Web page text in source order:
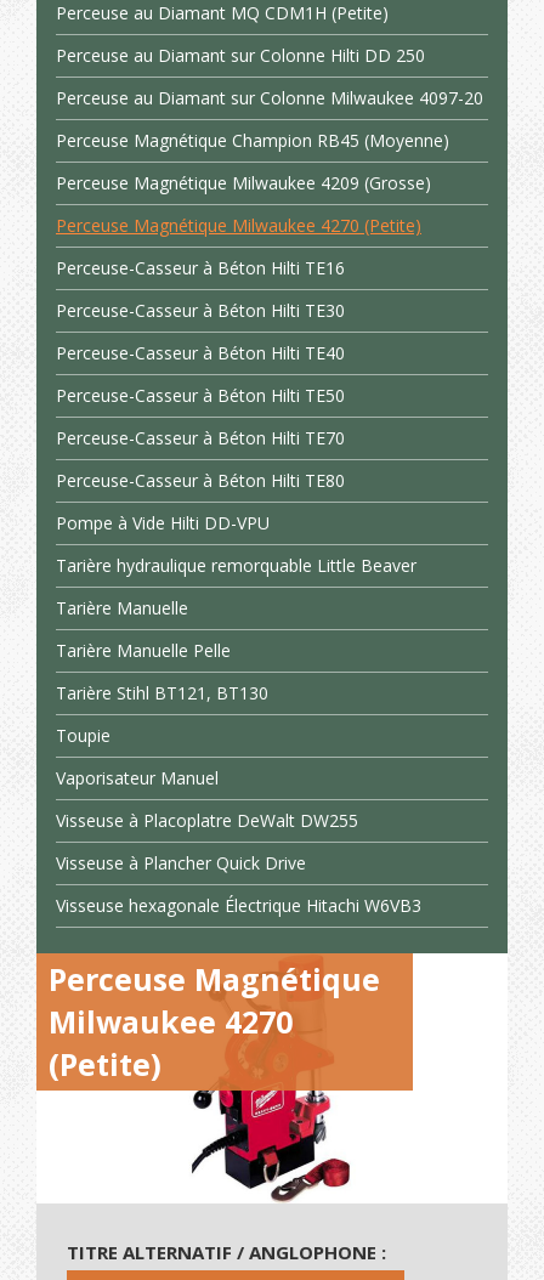
Perceuse au Diamant MQ CDM1H (Petite)
Perceuse au Diamant sur Colonne Hilti DD 250
Perceuse au Diamant sur Colonne Milwaukee 4097-20
Perceuse Magnétique Champion RB45 (Moyenne)
Perceuse Magnétique Milwaukee 4209 (Grosse)
Perceuse Magnétique Milwaukee 4270 (Petite)
Perceuse-Casseur à Béton Hilti TE16
Perceuse-Casseur à Béton Hilti TE30
Perceuse-Casseur à Béton Hilti TE40
Perceuse-Casseur à Béton Hilti TE50
Perceuse-Casseur à Béton Hilti TE70
Perceuse-Casseur à Béton Hilti TE80
Pompe à Vide Hilti DD-VPU
Tarière hydraulique remorquable Little Beaver
Tarière Manuelle
Tarière Manuelle Pelle
Tarière Stihl BT121, BT130
Toupie
Vaporisateur Manuel
Visseuse à Placoplatre DeWalt DW255
Visseuse à Plancher Quick Drive
Visseuse hexagonale Électrique Hitachi W6VB3
Perceuse Magnétique
Milwaukee 4270
(Petite)
TITRE ALTERNATIF / ANGLOPHONE :